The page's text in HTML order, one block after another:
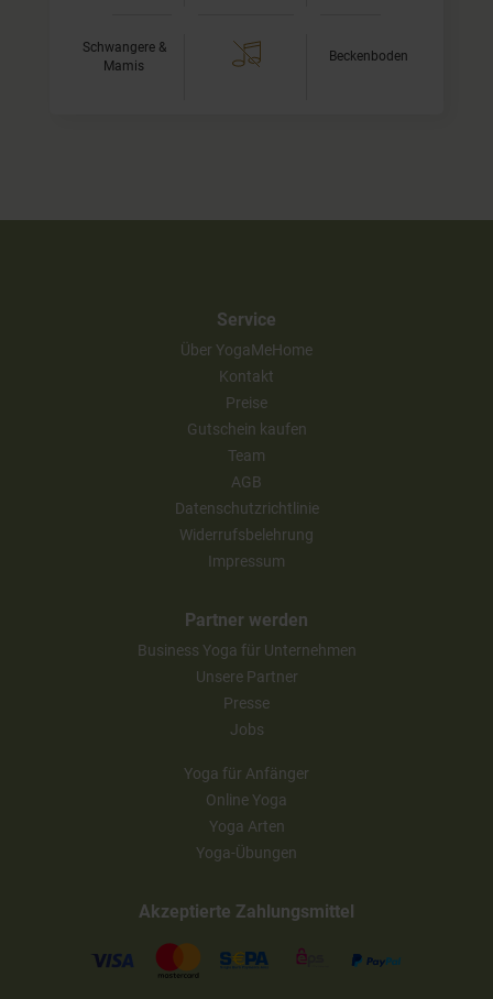
Schwangere &
Mamis
Beckenboden
Service
Über YogaMeHome
Kontakt
Preise
Gutschein kaufen
Team
AGB
Datenschutzrichtlinie
Widerrufsbelehrung
Impressum
Partner werden
Business Yoga für Unternehmen
Unsere Partner
Presse
Jobs
Yoga für Anfänger
Online Yoga
Yoga Arten
Yoga-Übungen
Akzeptierte Zahlungsmittel